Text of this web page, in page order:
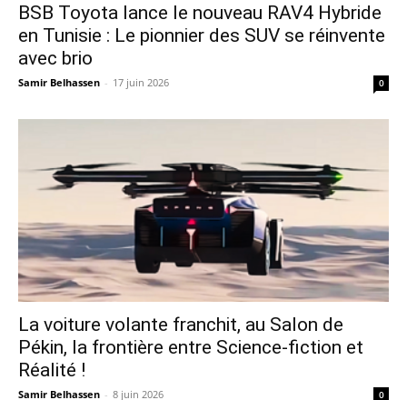
​BSB Toyota lance le nouveau RAV4 Hybride
en Tunisie : Le pionnier des SUV se réinvente
avec brio
Samir Belhassen - 17 juin 2026 0
La voiture volante franchit, au Salon de
Pékin, la frontière entre Science-fiction et
Réalité !
Samir Belhassen - 8 juin 2026 0